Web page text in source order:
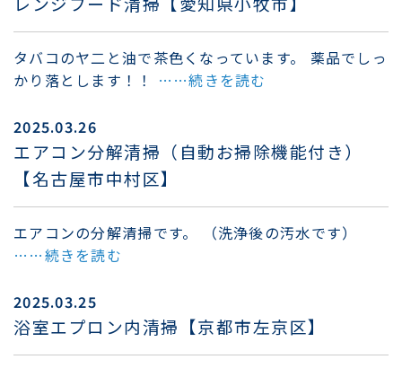
タバコのヤ二と油で茶色くなっています。 薬品でしっ
かり落とします！！ ……続きを読む
2025.03.26
エアコン分解清掃（自動お掃除機能付き）
【名古屋市中村区】
エアコンの分解清掃です。 （洗浄後の汚水です）
……続きを読む
2025.03.25
浴室エプロン内清掃【京都市左京区】